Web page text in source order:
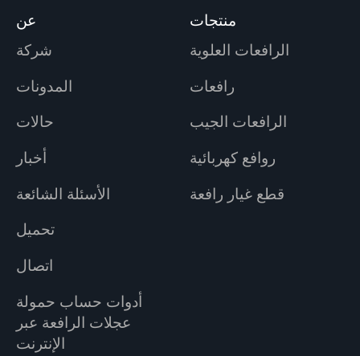
عن
شركة
المدونات
حالات
أخبار
الأسئلة الشائعة
تحميل
اتصال
أدوات حساب حمولة
عجلات الرافعة عبر
الإنترنت
منتجات
الرافعات العلوية
رافعات
الرافعات الجيب
روافع كهربائية
قطع غيار رافعة